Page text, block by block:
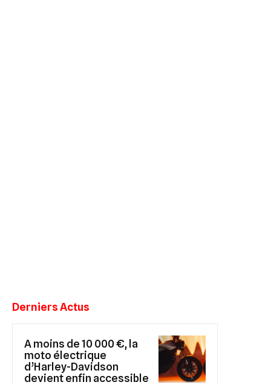
Derniers Actus
A moins de 10 000 €, la
moto électrique
d’Harley-Davidson
devient enfin accessible